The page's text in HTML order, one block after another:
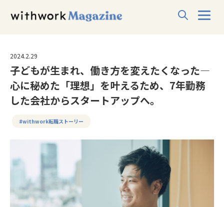
2024.2.29
子どもが生まれ、働き方を変えたくなった―
心に秘めた「理想」を叶えるため、7年勤務
した会社からスタートアップへ。
#withwork転職ストーリー